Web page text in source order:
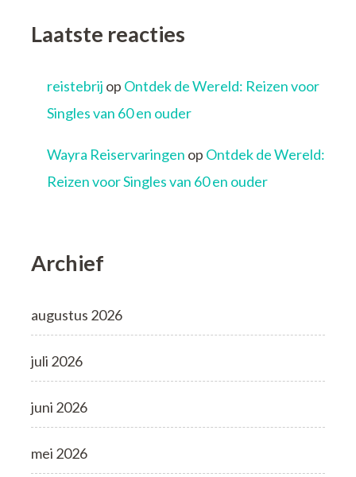
Laatste reacties
reistebrij op Ontdek de Wereld: Reizen voor
Singles van 60 en ouder
Wayra Reiservaringen op Ontdek de Wereld:
Reizen voor Singles van 60 en ouder
Archief
augustus 2026
juli 2026
juni 2026
mei 2026